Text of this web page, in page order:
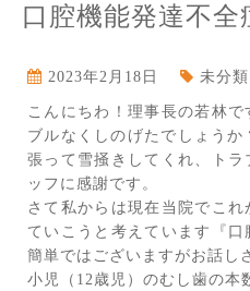
口腔機能発達不全
2023年2月18日 未分類
こんにちわ！理事長の若林
ブルなくしのげたでしょうか
張って雪掻きしてくれ、ト
ッフに感謝です。
さて私からは現在当院でこ
ていこうと考えています『
簡単ではございますがお話し
小児（12歳児）のむし歯の本